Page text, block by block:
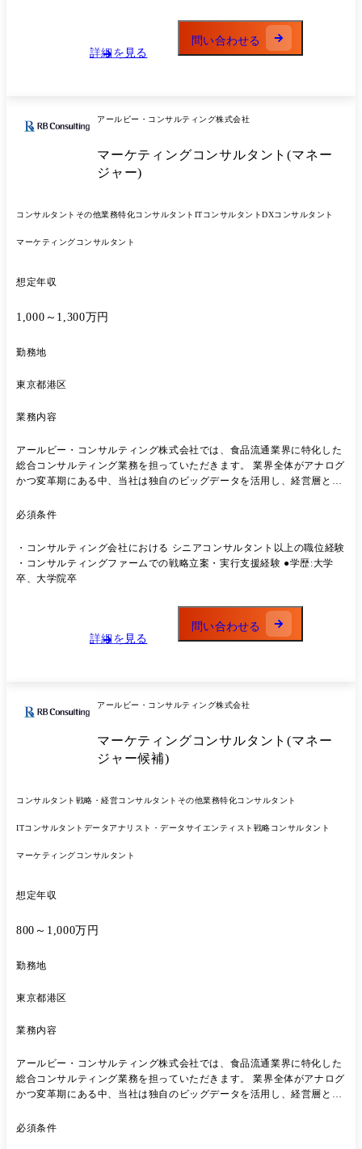
データ基盤活用の推進 - 必要データの抽出・収集、ならびに既存デー
タ基盤の活用推進を行っていただきます。 ・データ前処理(クリーニン
グ/加工/集計) - 分析目的に適したデータへと整形し、品質を担保した
解釈し、改善施策の立案・提言を行っていただきます。 ・レポーティン
の報告および意思決定の支援をご担当いただきます。 (業務内容の変更
の範囲)当社業務全般
詳細を見る
問い合わせる
アールビー・コンサルティング株式会社
マーケティングコンサルタント(マネー
ジャー)
コンサルタント その他業務特化コンサルタント ITコンサルタントDXコンサルタント
マーケティングコンサルタント
想定年収
1,000～1,300万円
勤務地
東京都港区
業務内容
アールビー・コンサルティング株式会社では、食品流通業界に特化した
総合コンサルティング業務を担っていただきます。 業界全体がアナログ
かつ変革期にある中、当社は独自のビッグデータを活用し、経営層と対
ンサルティングは「提案屋」で終わりません。現場の実装や定着支援ま
ライアントとの関係構築、課題ヒアリング ・既存/新規クライアントに
対する提案内容のブラッシュアップ～新規提案活動 ・経営・流通・営
業・販促などの戦略立案と改善提案 ・BIG DATA Knowledgeを活用した
管理 ・実行支援・改善提案(仕組み化、販促支援、体制構築など) ※(業
必須条件
・コンサルティング会社における シニアコンサルタント以上の職位経験
・コンサルティングファームでの戦略立案・実行支援経験 ●学歴:大学
卒、大学院卒
詳細を見る
問い合わせる
アールビー・コンサルティング株式会社
マーケティングコンサルタント(マネー
ジャー候補)
コンサルタント 戦略・経営コンサルタント その他業務特化コンサルタント
ITコンサルタント データアナリスト・データサイエンティスト 戦略コンサルタント
マーケティングコンサルタント
想定年収
800～1,000万円
勤務地
東京都港区
業務内容
アールビー・コンサルティング株式会社では、食品流通業界に特化した
総合コンサルティング業務を担っていただきます。 業界全体がアナログ
かつ変革期にある中、当社は独自のビッグデータを活用し、経営層と対
・クライアントとの関係構築、課題ヒアリング ・既存/新規クライアン
必須条件